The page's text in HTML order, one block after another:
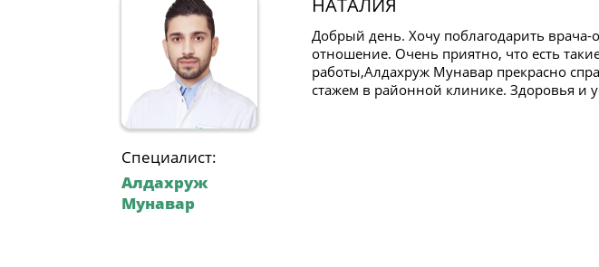
Специалист:
Алдахруж
Мунавар
НАТАЛИЯ
Добрый день. Хочу поблагодарить
отношение. Очень приятно, что есть
работы,Алдахруж Мунавар прекрасно
стажем в районной клинике. Здоровья и